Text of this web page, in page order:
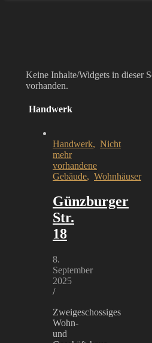
Keine Inhalte/Widgets in dieser
vorhanden.
Handwerk
Handwerk, Nicht
mehr
vorhandene
Gebäude, Wohnhäuser
Günzburger
Str.
18
8.
September
2025
/
Zweigeschossiges
Wohn-
und